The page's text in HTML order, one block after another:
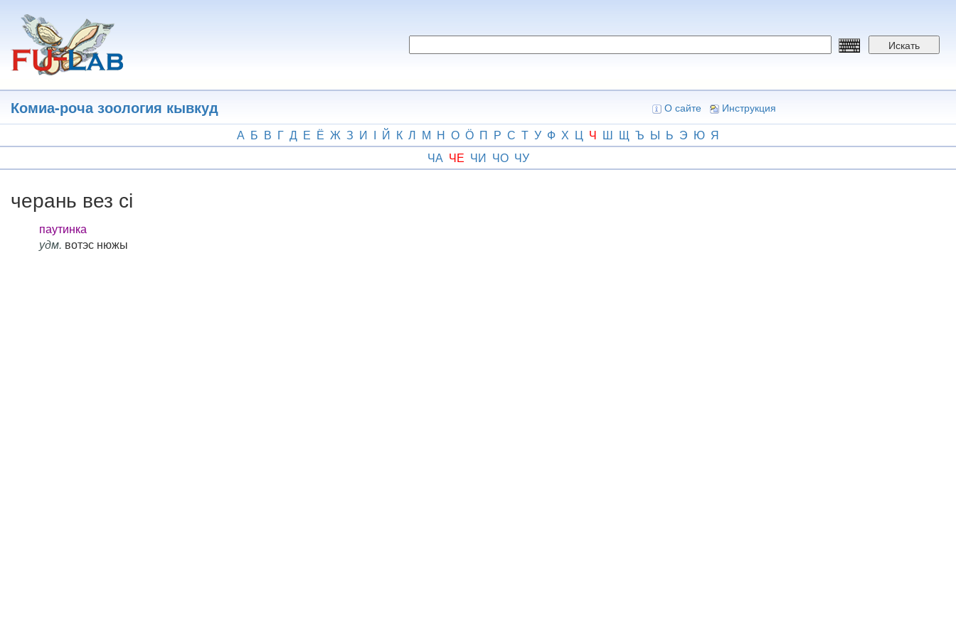
основному
содержанию
Искать
Комиа-роча зоология кывкуд О сайте Инструкция
А Б В Г Д Е Ё Ж З И І Й К Л М Н О Ӧ П Р С Т У Ф Х Ц Ч Ш Щ Ъ Ы Ь Э Ю Я
ЧА ЧЕ ЧИ ЧО ЧУ
черань вез сі
паутинка
удм. вотэс нюжы